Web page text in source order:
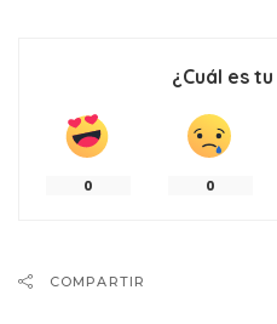
¿Cuál es
0 0
COMPARTIR